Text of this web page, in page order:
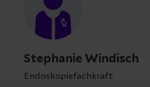
Stephanie Windisch
Endoskopiefachkraft